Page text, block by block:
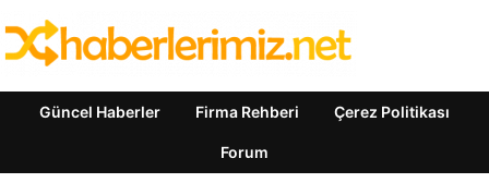
Güncel Haberler Firma Rehberi Çerez Politikası
Forum